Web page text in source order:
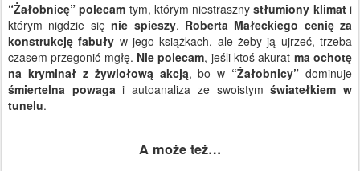
“Żałobnicę” polecam tym, którym niestrasznystłumiony klimati
którym nigdzie sięnie spieszy. Roberta Małeckiego cenię za
konstrukcję fabuły w jego książkach, ale żeby ją ujrzeć, trzeba
czasem przegonić mgłę. Nie polecam, jeśli ktoś akurat ma ochotę
na kryminał z żywiołową akcją, bo w “Żałobnicy” dominuje
śmiertelna powagai autoanaliza ze swoistymświatełkiem w
tunelu.
A może też…